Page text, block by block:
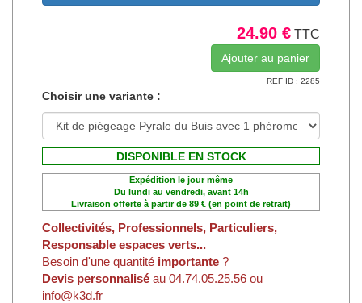
24.90 € TTC
REF ID : 2285
Choisir une variante :
DISPONIBLE EN STOCK
Expédition le jour même
Du lundi au vendredi, avant 14h
Livraison offerte à partir de 89 € (en point de retrait)
Collectivités, Professionnels, Particuliers,
Responsable espaces verts...
Besoin d'une quantité importante ?
Devis personnalisé au 04.74.05.25.56 ou
info@k3d.fr